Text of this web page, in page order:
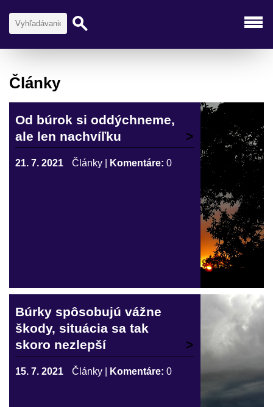
Články
Od búrok si oddýchneme,
ale len nachvíľku
21. 7. 2021 Články Komentáre: 0
Búrky spôsobujú vážne
škody, situácia sa tak
skoro nezlepší
15. 7. 2021 Články Komentáre: 0